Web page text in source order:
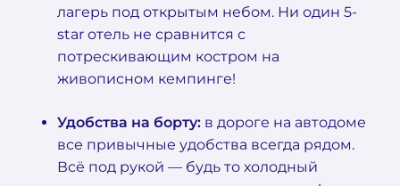
лагерь под открытым небом. Ни один 5-
star отель не сравнится с
потрескивающим костром на
живописном кемпинге!
Удобства на борту: в дороге на автодоме
все привычные удобства всегда рядом.
Всё под рукой — будь то холодный